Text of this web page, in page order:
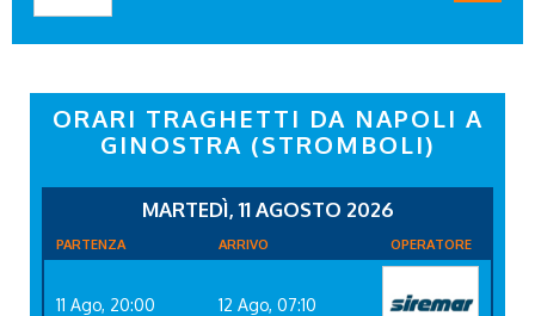
ORARI TRAGHETTI DA NAPOLI A
GINOSTRA (STROMBOLI)
MARTEDÌ, 11 AGOSTO 2026
PARTENZA ARRIVO OPERATORE
11 Ago, 20:00 12 Ago, 07:10